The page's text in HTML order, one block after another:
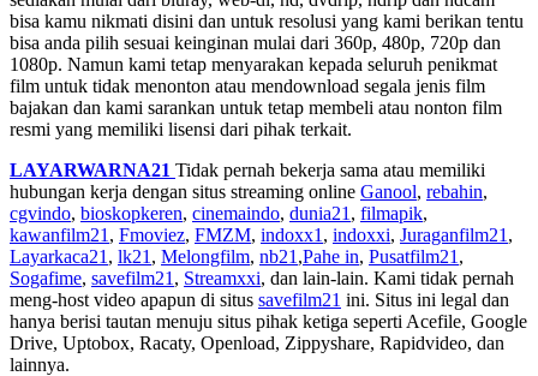
bisa kamu nikmati disini dan untuk resolusi yang kami berikan tentu
bisa anda pilih sesuai keinginan mulai dari 360p, 480p, 720p dan
1080p. Namun kami tetap menyarakan kepada seluruh penikmat
film untuk tidak menonton atau mendownload segala jenis film
bajakan dan kami sarankan untuk tetap membeli atau nonton film
resmi yang memiliki lisensi dari pihak terkait.
LAYARWARNA21 Tidak pernah bekerja sama atau memiliki
hubungan kerja dengan situs streaming online Ganool, rebahin,
cgvindo, bioskopkeren, cinemaindo, dunia21 , filmapik,
kawanfilm21 , Fmoviez, FMZM, indoxx1 , indoxxi, Juraganfilm21 ,
Layarkaca21 , lk21 , Melongfilm, nb21 ,Pahe in, Pusatfilm21 ,
Sogafime, savefilm21 , Streamxxi, dan lain-lain. Kami tidak pernah
meng-host video apapun di situs savefilm21 ini. Situs ini legal dan
hanya berisi tautan menuju situs pihak ketiga seperti Acefile, Google
Drive, Uptobox, Racaty, Openload, Zippyshare, Rapidvideo, dan
lainnya.